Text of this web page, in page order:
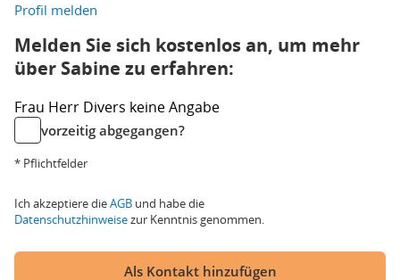
Profil melden
Melden Sie sich kostenlos an, um mehr
über Sabine zu erfahren:
Frau Herr Divers keine Angabe
vorzeitig abgegangen?
* Pflichtfelder
Ich akzeptiere dieAGB und habe die
Datenschutzhinweisezur Kenntnis genommen.
Als Kontakt hinzufügen